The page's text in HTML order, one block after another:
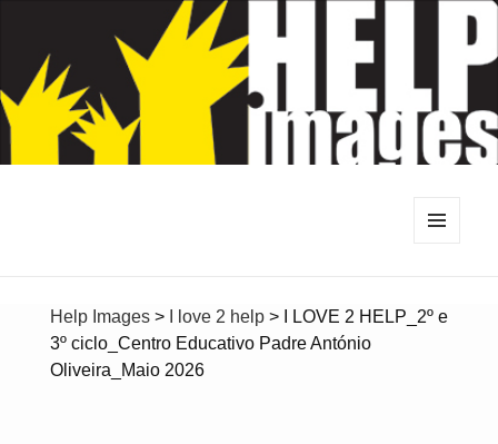
Help Images> I love 2 help>
I LOVE 2 HELP_2º e
3º ciclo_Centro Educativo Padre António
Oliveira_Maio 2026